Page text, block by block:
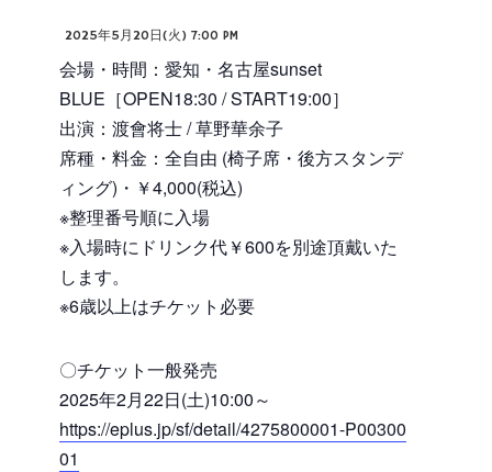
2025年5月20日(火) 7:00 PM
会場・時間：愛知・名古屋sunset
BLUE［OPEN18:30 / START19:00］
出演：渡會将士 / 草野華余子
席種・料金：全自由 (椅子席・後方スタンデ
ィング)・￥4,000(税込)
※整理番号順に入場
※入場時にドリンク代￥600を別途頂戴いた
します。
※6歳以上はチケット必要
〇チケット一般発売
2025年2月22日(土)10:00～
https://eplus.jp/sf/detail/4275800001-P00300
01